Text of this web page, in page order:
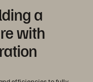
a
with